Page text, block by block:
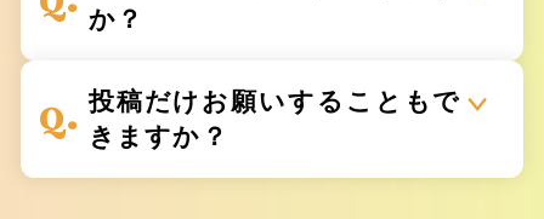
か？
投稿だけお願いすることもで
きますか？